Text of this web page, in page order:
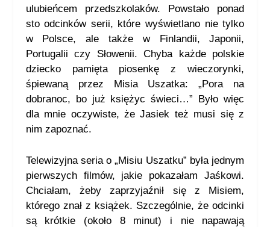
ulubieńcem przedszkolaków. Powstało ponad
sto odcinków serii, które wyświetlano nie tylko
w Polsce, ale także w Finlandii, Japonii,
Portugalii czy Słowenii. Chyba każde polskie
dziecko pamięta piosenkę z wieczorynki,
śpiewaną przez Misia Uszatka: „Pora na
dobranoc, bo już księżyc świeci…” Było więc
dla mnie oczywiste, że Jasiek też musi się z
nim zapoznać.
Telewizyjna seria o „Misiu Uszatku” była jednym
pierwszych filmów, jakie pokazałam Jaśkowi.
Chciałam, żeby zaprzyjaźnił się z Misiem,
którego znał z książek. Szczególnie, że odcinki
są krótkie (około 8 minut) i nie napawają